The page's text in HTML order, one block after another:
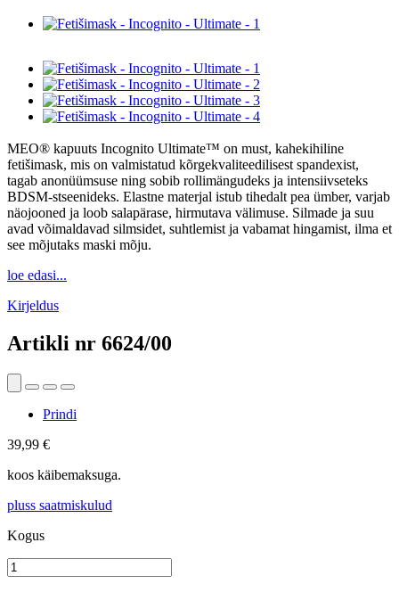
MEO® kapuuts Incognito Ultimate™ on must, kahekihiline
fetišimask, mis on valmistatud kõrgekvaliteedilisest spandexist,
tagab anonüümsuse ning sobib rollimängudeks ja intensiivseteks
BDSM-stseenideks. Elastne materjal istub tihedalt pea ümber, varjab
näojooned ja loob salapärase, hirmutava välimuse. Silmade ja suu
avad võimaldavad silmsidet, suhtlemist ja vabamat hingamist, ilma et
see mõjutaks maski mõju.
loe edasi...
Kirjeldus
Artikli nr 6624/00
Prindi
39,99 €
koos käibemaksuga.
pluss saatmiskulud
Kogus